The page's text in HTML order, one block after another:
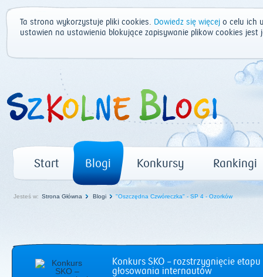
Ta strona wykorzystuje pliki cookies. Dowiedz się więcej o celu ich
ustawień na ustawienia blokujące zapisywanie plików cookies
Start Blogi Konkursy Rankingi
Jesteś w: Strona Główna Blogi "Oszczędna Czwóreczka" - SP 4 - Ozorków
Konkurs SKO – rozstrzygnięcie
głosowania internautów